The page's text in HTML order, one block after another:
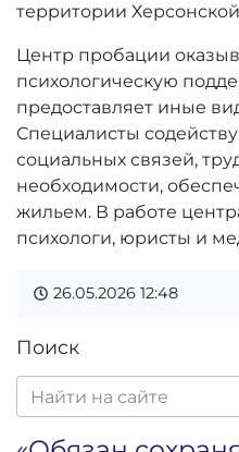
территории
Центр пробации
психологическую
предоставляет иные
Специалисты
социальных связей,
необходимости,
жильем. В работе
психологи, юристы и
26.05.2026 12:48
Поиск